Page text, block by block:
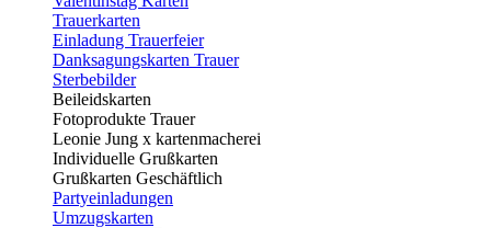
Trauerkarten
Einladung Trauerfeier
Danksagungskarten Trauer
Sterbebilder
Beileidskarten
Fotoprodukte Trauer
Leonie Jung x kartenmacherei
Individuelle Grußkarten
Grußkarten Geschäftlich
Partyeinladungen
Umzugskarten